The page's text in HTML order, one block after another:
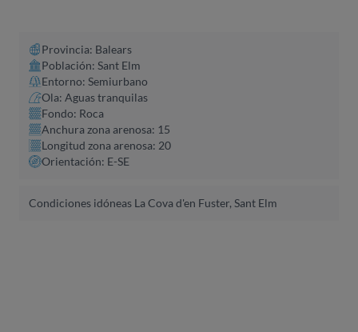
Provincia: Balears
Población: Sant Elm
Entorno: Semiurbano
Ola: Aguas tranquilas
Fondo: Roca
Anchura zona arenosa: 15
Longitud zona arenosa: 20
Orientación: E-SE
Condiciones idóneas La Cova d'en Fuster, Sant Elm